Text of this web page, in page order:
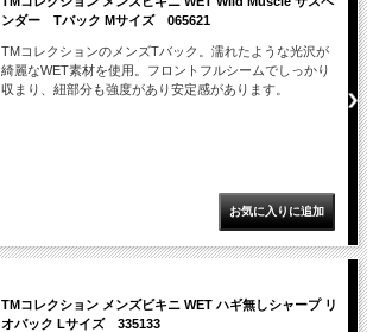
ンダー Tバック Mサイズ 065621
TMコレクションのメンズTバック。濡れたような光沢が
綺麗なWET素材を使用。フロントフルシームでしっかり
収まり、紐部分も強度があり安定感があります。
TMコレクション メンズビキニ WET ハギ無しシャープ リ
オバック Lサイズ 335133